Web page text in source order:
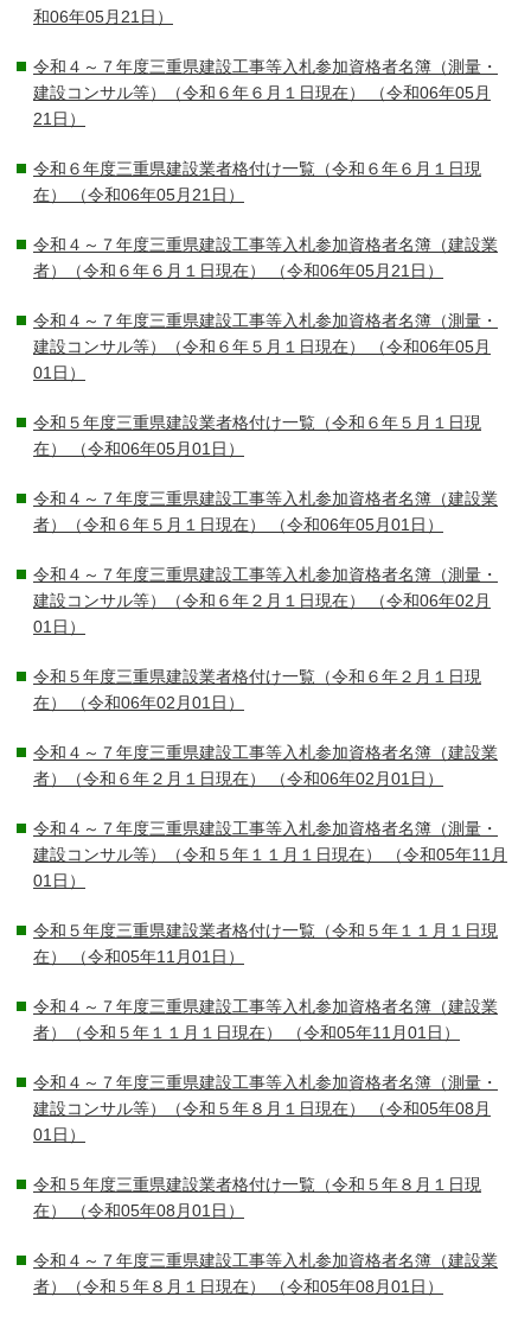
和06年05月21日）
令和４～７年度三重県建設工事等入札参加資格者名簿（測量・
建設コンサル等）（令和６年６月１日現在）
（令和06年05月
21日）
令和６年度三重県建設業者格付け一覧（令和６年６月１日現
在）
（令和06年05月21日）
令和４～７年度三重県建設工事等入札参加資格者名簿（建設業
者）（令和６年６月１日現在）
（令和06年05月21日）
令和４～７年度三重県建設工事等入札参加資格者名簿（測量・
建設コンサル等）（令和６年５月１日現在）
（令和06年05月
01日）
令和５年度三重県建設業者格付け一覧（令和６年５月１日現
在）
（令和06年05月01日）
令和４～７年度三重県建設工事等入札参加資格者名簿（建設業
者）（令和６年５月１日現在）
（令和06年05月01日）
令和４～７年度三重県建設工事等入札参加資格者名簿（測量・
建設コンサル等）（令和６年２月１日現在）
（令和06年02月
01日）
令和５年度三重県建設業者格付け一覧（令和６年２月１日現
在）
（令和06年02月01日）
令和４～７年度三重県建設工事等入札参加資格者名簿（建設業
者）（令和６年２月１日現在）
（令和06年02月01日）
令和４～７年度三重県建設工事等入札参加資格者名簿（測量・
建設コンサル等）（令和５年１１月１日現在）
（令和05年11月
01日）
令和５年度三重県建設業者格付け一覧（令和５年１１月１日現
在）
（令和05年11月01日）
令和４～７年度三重県建設工事等入札参加資格者名簿（建設業
者）（令和５年１１月１日現在）
（令和05年11月01日）
令和４～７年度三重県建設工事等入札参加資格者名簿（測量・
建設コンサル等）（令和５年８月１日現在）
（令和05年08月
01日）
令和５年度三重県建設業者格付け一覧（令和５年８月１日現
在）
（令和05年08月01日）
令和４～７年度三重県建設工事等入札参加資格者名簿（建設業
者）（令和５年８月１日現在）
（令和05年08月01日）